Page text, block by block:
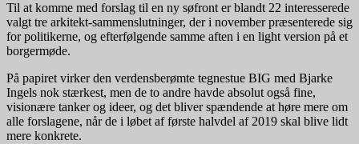
Til at komme med forslag til en ny søfront er blandt 22 interesserede
valgt tre arkitekt-sammenslutninger, der i november præsenterede sig
for politikerne, og efterfølgende samme aften i en light version på et
borgermøde.
På papiret virker den verdensberømte tegnestue BIG med Bjarke
Ingels nok stærkest, men de to andre havde absolut også fine,
visionære tanker og ideer, og det bliver spændende at høre mere om
alle forslagene, når de i løbet af første halvdel af 2019 skal blive lidt
mere konkrete.